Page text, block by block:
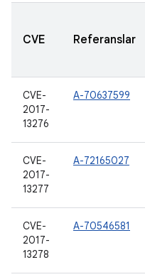
CVE Referanslar
CVE-
2017-
13276
A-70637599
CVE-
2017-
13277
A-72165027
CVE-
2017-
13278
A-70546581